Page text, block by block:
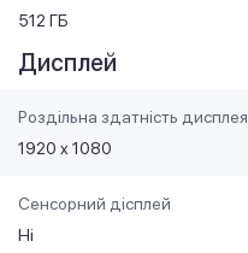
512 ГБ
Дисплей
Роздільна здатність дисплея
1920 x 1080
Сенсорний дісплей
Ні